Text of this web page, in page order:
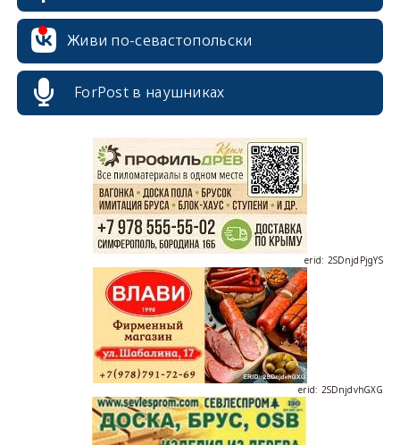
Живи по-севастопольски
ForPost в наушниках
erid: 2SDnjdPjgYS
erid: 2SDnjdvhGXG